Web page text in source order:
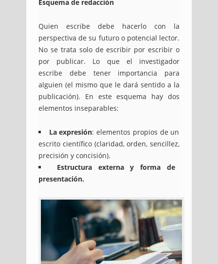
Esquema de redacción
Quien escribe debe hacerlo con la
perspectiva de su futuro o potencial lector.
No se trata solo de escribir por escribir o
por publicar. Lo que el investigador
escribe debe tener importancia para
alguien (el mismo que le dará sentido a la
publicación). En este esquema hay dos
elementos inseparables:
La expresión: elementos propios de un
escrito científico (claridad, orden, sencillez,
precisión y concisión).
Estructura externa y forma de
presentación.